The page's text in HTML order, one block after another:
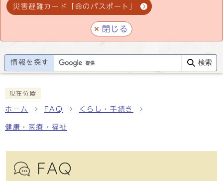
災害避難カード「命のパスポート」
閉じる
情報を探す 検索
現在位置
ホーム FAQ くらし・手続き
健康・医療・福祉
FAQ